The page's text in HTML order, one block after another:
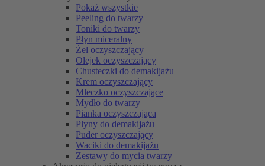
Pokaż wszystkie
Peeling do twarzy
Toniki do twarzy
Płyn miceralny
Żel oczyszczający
Olejek oczyszczający
Chusteczki do demakijażu
Krem oczyszczający
Mleczko oczyszczające
Mydło do twarzy
Pianka oczyszczająca
Płyny do demakijażu
Puder oczyszczający
Waciki do demakijażu
Zestawy do mycia twarzy